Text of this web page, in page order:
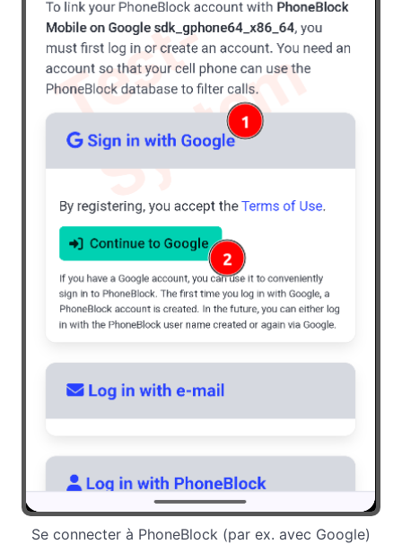
Se connecter à PhoneBlock (par ex. avec Google)